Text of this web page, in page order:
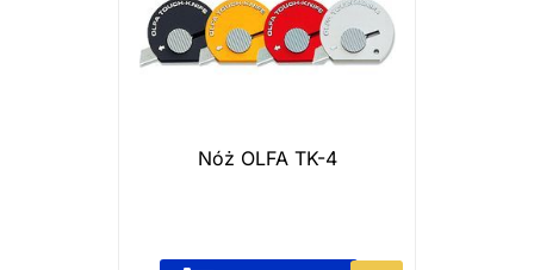
Nóż OLFA TK-4